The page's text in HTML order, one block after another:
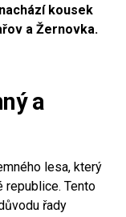
kousek
a Žernovka.
a
lesa, který
republice. Tento
řady